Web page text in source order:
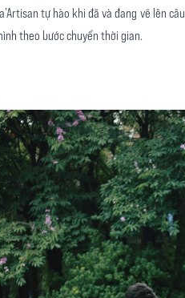
tự hào khi đã và đang vẽ lên
theo bước chuyển thời gian.